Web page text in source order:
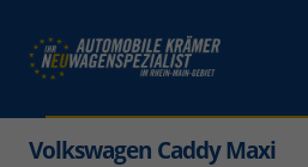
Volkswagen Caddy Maxi